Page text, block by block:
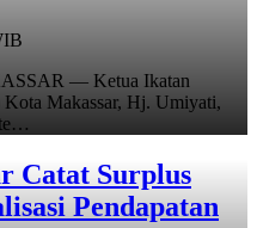
— Ketua Ikatan
Makassar, Hj. Umiyati,
Catat Surplus
Pendapatan